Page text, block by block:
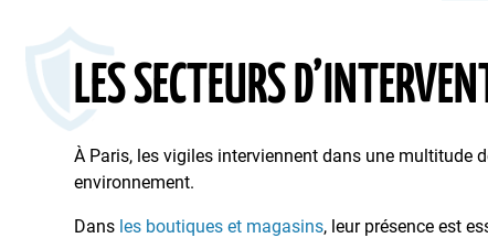
LES SECTEURS
À Paris, les vigiles interviennent dans une multitude
environnement.
Dans les boutiques et magasins, leur présence est